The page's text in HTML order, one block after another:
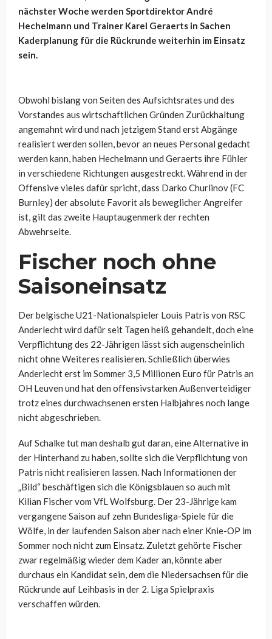
nächster Woche werden Sportdirektor André
Hechelmann und Trainer Karel Geraerts in Sachen
Kaderplanung für die Rückrunde weiterhin im Einsatz
sein.
Obwohl bislang von Seiten des Aufsichtsrates und des
Vorstandes aus wirtschaftlichen Gründen Zurückhaltung
angemahnt wird und nach jetzigem Stand erst Abgänge
realisiert werden sollen, bevor an neues Personal gedacht
werden kann, haben Hechelmann und Geraerts ihre Fühler
in verschiedene Richtungen ausgestreckt. Während in der
Offensive vieles dafür spricht, dass Darko Churlinov (FC
Burnley) der absolute Favorit als beweglicher Angreifer
ist, gilt das zweite Hauptaugenmerk der rechten
Abwehrseite.
Fischer noch ohne
Saisoneinsatz
Der belgische U21-Nationalspieler Louis Patris von RSC
Anderlecht wird dafür seit Tagen heiß gehandelt, doch eine
Verpflichtung des 22-Jährigen lässt sich augenscheinlich
nicht ohne Weiteres realisieren. Schließlich überwies
Anderlecht erst im Sommer 3,5 Millionen Euro für Patris an
OH Leuven und hat den offensivstarken Außenverteidiger
trotz eines durchwachsenen ersten Halbjahres noch lange
nicht abgeschrieben.
Auf Schalke tut man deshalb gut daran, eine Alternative in
der Hinterhand zu haben, sollte sich die Verpflichtung von
Patris nicht realisieren lassen. Nach Informationen der
„Bild“ beschäftigen sich die Königsblauen so auch mit
Kilian Fischer vom VfL Wolfsburg. Der 23-Jährige kam
vergangene Saison auf zehn Bundesliga-Spiele für die
Wölfe, in der laufenden Saison aber nach einer Knie-OP im
Sommer noch nicht zum Einsatz. Zuletzt gehörte Fischer
zwar regelmäßig wieder dem Kader an, könnte aber
durchaus ein Kandidat sein, dem die Niedersachsen für die
Rückrunde auf Leihbasis in der 2. Liga Spielpraxis
verschaffen würden.